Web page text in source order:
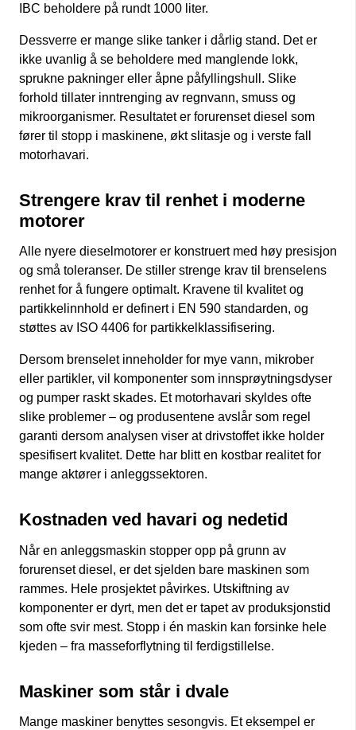
IBC beholdere på rundt 1000 liter.
Dessverre er mange slike tanker i dårlig stand. Det er
ikke uvanlig å se beholdere med manglende lokk,
sprukne pakninger eller åpne påfyllingshull. Slike
forhold tillater inntrenging av regnvann, smuss og
mikroorganismer. Resultatet er forurenset diesel som
fører til stopp i maskinene, økt slitasje og i verste fall
motorhavari.
Strengere krav til renhet i moderne
motorer
Alle nyere dieselmotorer er konstruert med høy presisjon
og små toleranser. De stiller strenge krav til brenselens
renhet for å fungere optimalt. Kravene til kvalitet og
partikkelinnhold er definert i EN 590 standarden, og
støttes av ISO 4406 for partikkelklassifisering.
Dersom brenselet inneholder for mye vann, mikrober
eller partikler, vil komponenter som innsprøytningsdyser
og pumper raskt skades. Et motorhavari skyldes ofte
slike problemer – og produsentene avslår som regel
garanti dersom analysen viser at drivstoffet ikke holder
spesifisert kvalitet. Dette har blitt en kostbar realitet for
mange aktører i anleggssektoren.
Kostnaden ved havari og nedetid
Når en anleggsmaskin stopper opp på grunn av
forurenset diesel, er det sjelden bare maskinen som
rammes. Hele prosjektet påvirkes. Utskiftning av
komponenter er dyrt, men det er tapet av produksjonstid
som ofte svir mest. Stopp i én maskin kan forsinke hele
kjeden – fra masseforflytning til ferdigstillelse.
Maskiner som står i dvale
Mange maskiner benyttes sesongvis. Et eksempel er